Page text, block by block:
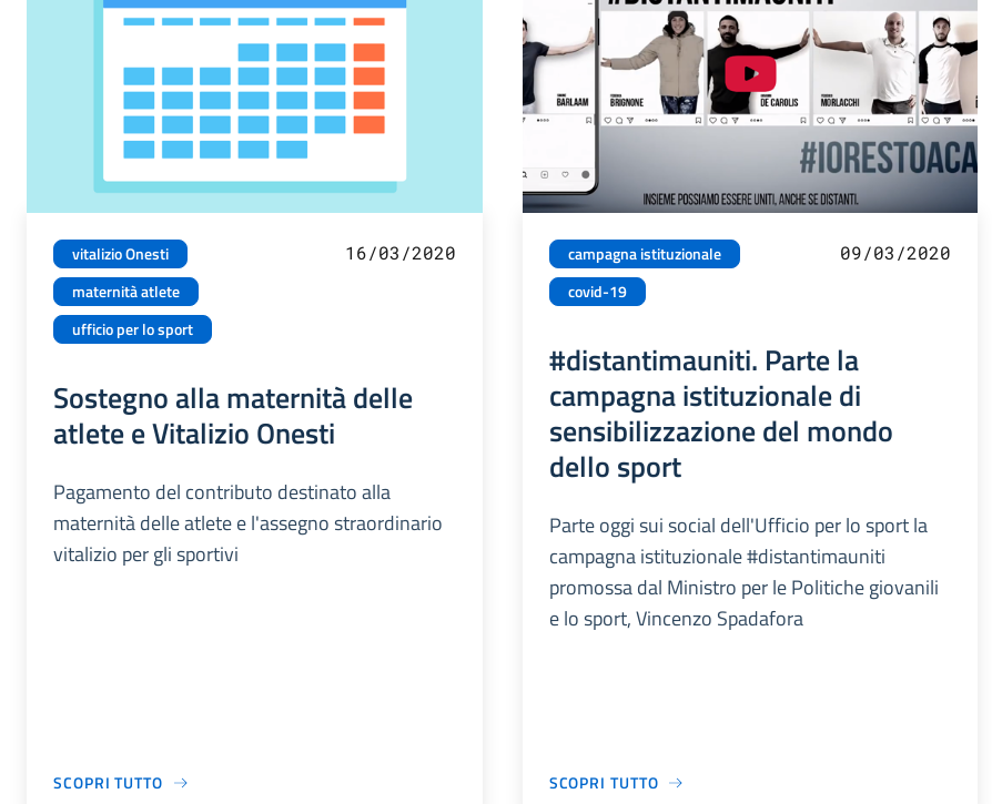
vitalizio Onesti
maternità atlete
ufficio per lo sport
16/03/2020
Sostegno alla maternità delle
atlete e Vitalizio Onesti
Pagamento del contributo destinato alla
maternità delle atlete e l'assegno straordinario
vitalizio per gli sportivi
SCOPRI TUTTO
campagna istituzionale
covid-19
09/03/2020
#distantimauniti. Parte la
campagna istituzionale di
sensibilizzazione del mondo
dello sport
Parte oggi sui social dell'Ufficio per lo sport la
campagna istituzionale #distantimauniti
promossa dal Ministro per le Politiche giovanili
e lo sport, Vincenzo Spadafora
SCOPRI TUTTO